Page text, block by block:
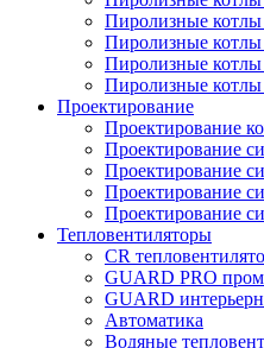
Пиролизные котлы
Пиролизные котлы
Пиролизные
Пиролизные котлы
Проектирование
Проектирование
Проектирование
Проектирование
Проектирование
Проектирование
Тепловентиляторы
CR
GUARD PRO
GUARD
Автоматика
Водяные